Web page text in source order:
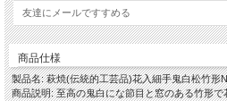
工をし、逆に修正が難しい場合はそのままに
【在庫について】
当店は実店舗と自社サイトにて在庫を共有し
によって在庫切れの場合は悪しからずご容赦
友達にメールですすめる
商品仕様
製品名: 萩焼(伝統的工芸品)花入細手鬼白松竹形
商品説明: 至高の鬼白にな節目と窓のある竹形で